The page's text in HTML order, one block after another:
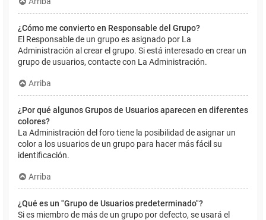
¿Cómo me convierto en Responsable del Grupo?
El Responsable de un grupo es asignado por La
Administración al crear el grupo. Si está interesado en crear un
grupo de usuarios, contacte con La Administración.
Arriba
¿Por qué algunos Grupos de Usuarios aparecen en diferentes
colores?
La Administración del foro tiene la posibilidad de asignar un
color a los usuarios de un grupo para hacer más fácil su
identificación.
Arriba
¿Qué es un "Grupo de Usuarios predeterminado"?
Si es miembro de más de un grupo por defecto, se usará el